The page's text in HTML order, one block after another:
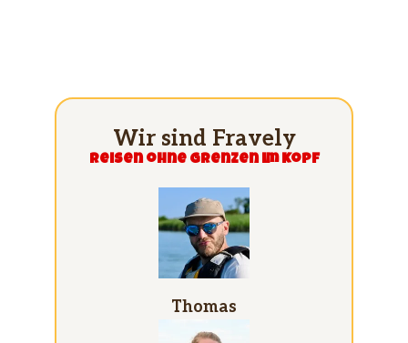
Wir sind Fravely
Reisen ohne grenzen im Kopf
Thomas